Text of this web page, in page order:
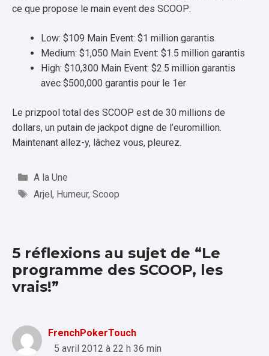
ce que propose le main event des SCOOP:
Low: $109 Main Event: $1 million garantis
Medium: $1,050 Main Event: $1.5 million garantis
High: $10,300 Main Event: $2.5 million garantis
avec $500,000 garantis pour le 1er
Le prizpool total des SCOOP est de 30 millions de
dollars, un putain de jackpot digne de l’euromillion.
Maintenant allez-y, lâchez vous, pleurez.
Catégories
A la Une
Étiquettes
Arjel, Humeur, Scoop
5 réflexions au sujet de “Le
programme des SCOOP, les
vrais!”
FrenchPokerTouch
5 avril 2012 à 22 h 36 min